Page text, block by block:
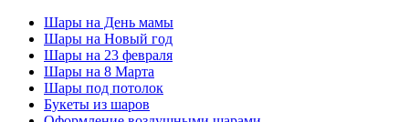
Шары на День мамы
Шары на Новый год
Шары на 23 февраля
Шары на 8 Марта
Шары под потолок
Букеты из шаров